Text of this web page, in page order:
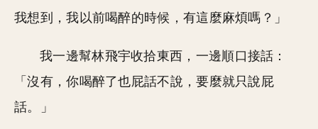
我想到，我以前喝醉的時候，有這麼麻煩嗎？」
我一邊幫林飛宇收拾東西，一邊順口接話：
「沒有，你喝醉了也屁話不說，要麼就只說屁
話。」